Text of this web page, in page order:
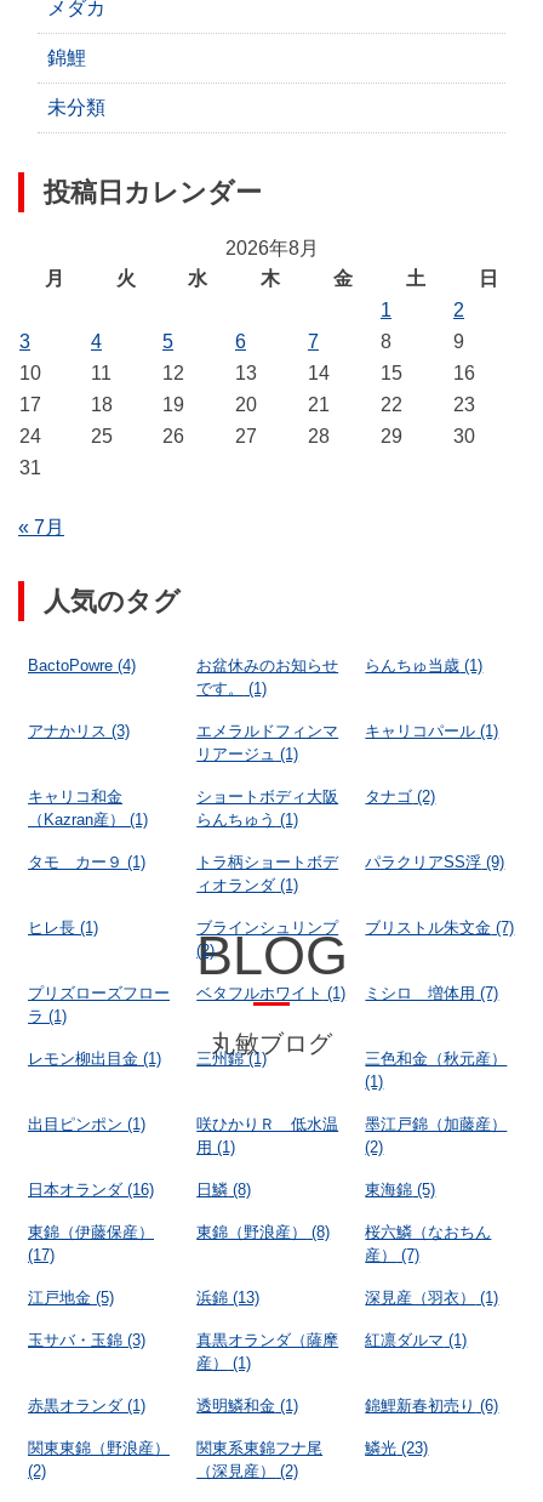
BLOG
丸敏ブログ
メダカ
錦鯉
未分類
投稿日カレンダー
2026年8月
月
火 水 木 金 土
日
1
2
3
4 5 6 7 8
9
10
11 12 13 14 15
16
17
18 19 20 21 22
23
24
25 26 27 28 29
30
31
« 7月
人気のタグ
BactoPowre (4)
お盆休みのお知らせ
です。
(1)
らんちゅ当歳 (1)
アナかリス (3)
エメラルドフィンマ
リアージュ (1)
キャリコパール (1)
キャリコ和金
（Kazran産）
(1)
ショートボディ大阪
らんちゅう (1)
タナゴ (2)
タモ カー９ (1)
トラ柄ショートボデ
ィオランダ (1)
パラクリアSS浮 (9)
ヒレ長 (1)
ブラインシュリンプ
(2)
ブリストル朱文金 (7)
プリズローズフロー
ラ (1)
ベタフルホワイト (1) ミシロ 増体用 (7)
レモン柳出目金 (1) 三州錦(1)
三色和金（秋元産）
(1)
出目ピンポン (1)
咲ひかりＲ 低水温
用 (1)
墨江戸錦（加藤産）
(2)
日本オランダ (16) 日鱗 (8) 東海錦 (5)
東錦（伊藤保産）
(17)
東錦（野浪産） (8)
桜六鱗（なおちん
産）
(7)
江戸地金 (5) 浜錦 (13) 深見産（羽衣） (1)
玉サバ・玉錦 (3)
真黒オランダ（薩摩
産）
(1)
紅凛ダルマ (1)
赤黒オランダ (1) 透明鱗和金 (1) 錦鯉新春初売り (6)
関東東錦（野浪産）
(2)
関東系東錦フナ尾
（深見産）
(2)
鱗光 (23)